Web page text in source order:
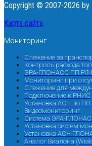
Copyright © 2007-2026 by
Карта сайта
Мониторинг
Слежение за
Контроль расхода
ЭРА-ГЛОНАСС ПП РФ
Мониторинг при
Слежение для
Подключение к РНИС
Установка АСН по
Видеомониторинг
Система ЭРА-
Установка систем
Установка АСН
Аналог Виалона